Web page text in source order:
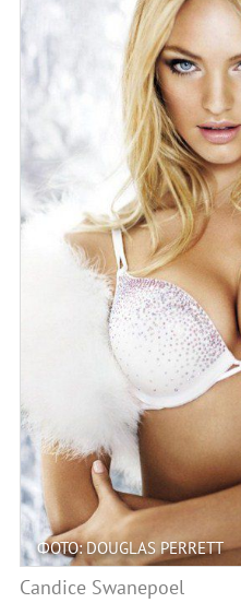
ФОТО: DOUGLAS PERRETT
Candice Swanepoel